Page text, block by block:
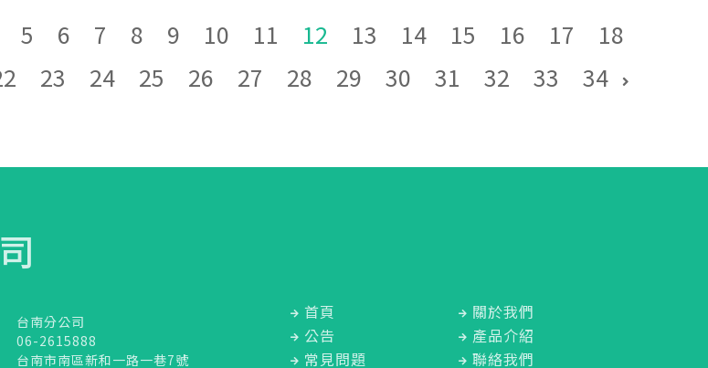
5 6 7 8 9 10 11 12 13 14 15 16 17
18
23 24 25 26 27 28 29 30 31 32 33 34
台南分公司
06-2615888
台南市南區新和一路一巷7號
首頁
關於我們
公告
產品介紹
常見問題
聯絡我們